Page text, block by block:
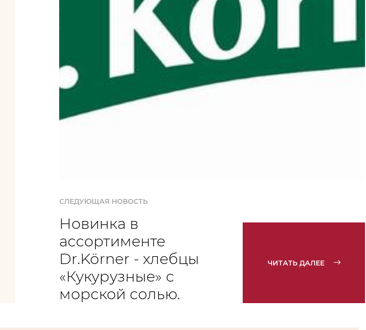
СЛЕДУЮЩАЯ НОВОСТЬ
Новинка в
ассортименте
Dr.Körner - хлебцы
«Кукурузные» с
морской солью.
ЧИТАТЬ ДАЛЕЕ